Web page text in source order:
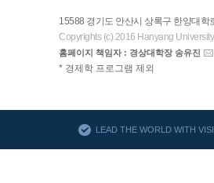
15588 경기도 안산시 상록구 한양대학
Copyrights (c) 2016 Hanyang
홈페이지 책임자 : 경상대학장 송유진
AACSB
* 경제학 프로그램 제외
LEAD THE WORLD WITH